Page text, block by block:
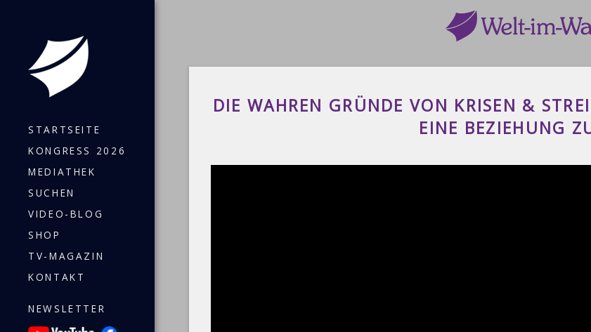
STARTSEITE
KONGRESS 2026
MEDIATHEK
SUCHEN
VIDEO-BLOG
SHOP
TV-MAGAZIN
KONTAKT
NEWSLETTER
DIE WAHREN GRÜNDE VON KRISEN &
EINE BEZIEHUNG